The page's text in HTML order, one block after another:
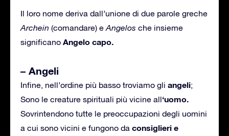
Il loro nome deriva dall’unione di due parole greche
Archein (comandare) e Angelos che insieme
significano Angelo capo.
– Angeli
Infine, nell’ordine più basso troviamo gli angeli;
Sono le creature spirituali più vicine all‘uomo.
Sovrintendono tutte le preoccupazioni degli uomini
a cui sono vicini e fungono da consiglieri e